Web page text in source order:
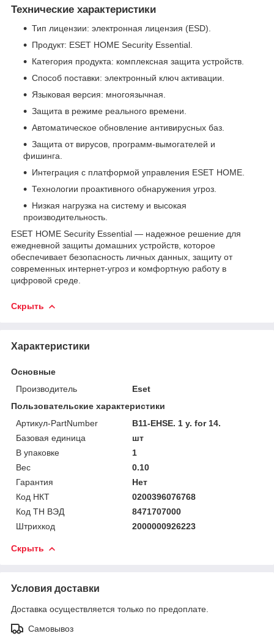
Технические характеристики
Тип лицензии: электронная лицензия (ESD).
Продукт: ESET HOME Security Essential.
Категория продукта: комплексная защита устройств.
Способ поставки: электронный ключ активации.
Языковая версия: многоязычная.
Защита в режиме реального времени.
Автоматическое обновление антивирусных баз.
Защита от вирусов, программ-вымогателей и
фишинга.
Интеграция с платформой управления ESET HOME.
Технологии проактивного обнаружения угроз.
Низкая нагрузка на систему и высокая
производительность.
ESET HOME Security Essential — надежное решение для
ежедневной защиты домашних устройств, которое
обеспечивает безопасность личных данных, защиту от
современных интернет-угроз и комфортную работу в
цифровой среде.
Скрыть
Характеристики
Основные
Производитель
Eset
Пользовательские характеристики
Артикул-PartNumber
B11-EHSE. 1 y. for 14.
Базовая единица
шт
В упаковке
1
Вес
0.10
Гарантия
Нет
Код НКТ
0200396076768
Код ТН ВЭД
8471707000
Штрихкод
2000000926223
Скрыть
Условия доставки
Доставка осуществляется только по предоплате.
Самовывоз